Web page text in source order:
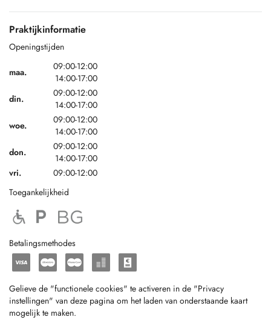
Praktijkinformatie
Openingstijden
maa.
09:00-12:00
14:00-17:00
din.
09:00-12:00
14:00-17:00
woe.
09:00-12:00
14:00-17:00
don.
09:00-12:00
14:00-17:00
vri.
09:00-12:00
Toegankelijkheid
Betalingsmethodes
Gelieve de "functionele cookies" te activeren in de "Privacy
instellingen" van deze pagina om het laden van onderstaande kaart
mogelijk te maken.